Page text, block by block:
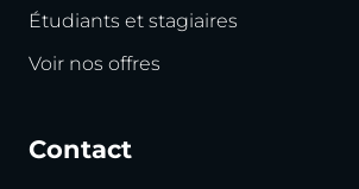
Étudiants et stagiaires
Voir nos offres
Contact